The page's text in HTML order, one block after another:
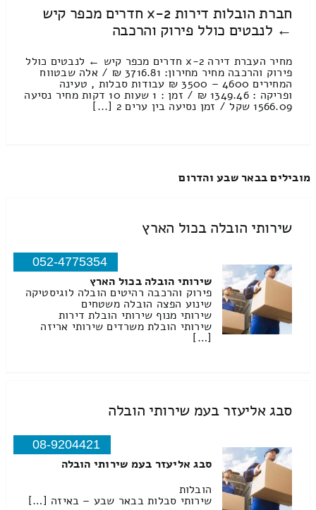
חברת הובלות דירות 2-x חדרים מכפר קיש
← לנבטים כולל פירוק והרכבה
מחיר העברת דירה 2-x חדרים מכפר קיש ← לנבטים כולל
פירוק והרכבה מחיר מחירון: 3716.81 ₪ / אלה שבטווח
המחירים 4600 – 3500 ₪ עבודות סבלות , טעינה
ופריקה : 1349.46 ₪ / זמן : 1 שעות 10 דקות מחיר נסיעה
1566.09 שקל / זמן נסיעה בין ערים 2 [...]
מובילים בבאר שבע והדרום
שירותי הובלה בכול הארץ
052-4775354
שירותי הובלה בכול הארץ
פירוק והרכבה רהיטים הובלה לוגיסטיקה
שינוע הפצה הובלה משטחים
שירותי מנוף שירותי הובלת דירות
שירותי הובלת משרדים שירותי אריזה
[…]
סבג אליעזר בעמ שירותי הובלה
08-9204421
סבג אליעזר בעמ שירותי הובלה
הובלות
שירותי סבלות בבאר שבע – באיזה […]